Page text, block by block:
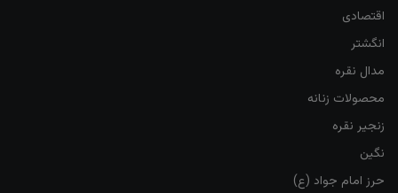
اقتصادی
انگشتر
مدال نقره
محصولات زنانه
زنجیر نقره
نگین
حرز امام جواد (ع)